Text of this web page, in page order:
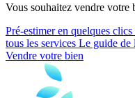
Vous souhaitez vendre votre
Pré-estimer en quelques
tous les services Le guide de
Vendre votre bien